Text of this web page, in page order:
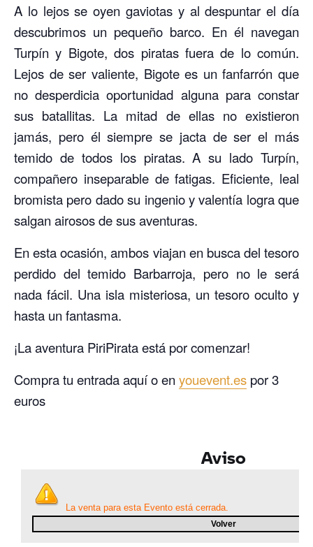
A lo lejos se oyen gaviotas y al despuntar el día
descubrimos un pequeño barco. En él navegan
Turpín y Bigote, dos piratas fuera de lo común.
Lejos de ser valiente, Bigote es un fanfarrón que
no desperdicia oportunidad alguna para constar
sus batallitas. La mitad de ellas no existieron
jamás, pero él siempre se jacta de ser el más
temido de todos los piratas. A su lado Turpín,
compañero inseparable de fatigas. Eficiente, leal
bromista pero dado su ingenio y valentía logra que
salgan airosos de sus aventuras.
En esta ocasión, ambos viajan en busca del tesoro
perdido del temido Barbarroja, pero no le será
nada fácil. Una isla misteriosa, un tesoro oculto y
hasta un fantasma.
¡La aventura PiriPirata está por comenzar!
Compra tu entrada aquí o en youevent.es por 3
euros